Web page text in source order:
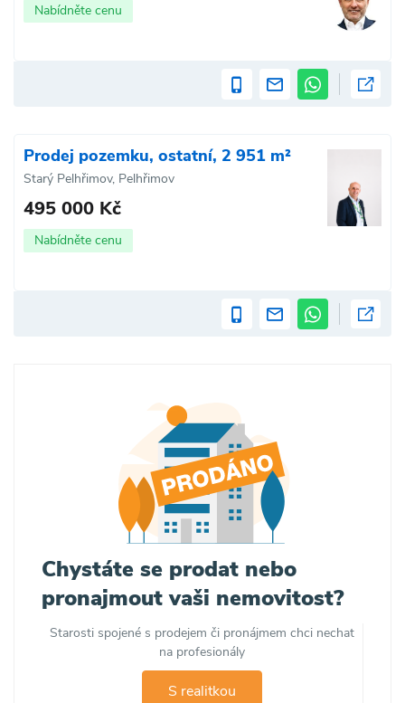
Nabídněte cenu
Prodej pozemku, ostatní, 2 951 m²
Starý Pelhřimov, Pelhřimov
495 000 Kč
Nabídněte cenu
Chystáte se prodat nebo
pronajmout vaši nemovitost?
Starosti spojené s prodejem či pronájmem chci nechat
na profesionály
S realitkou